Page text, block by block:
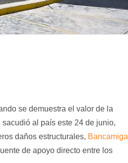
se demuestra el valor de la
al país este 24 de junio,
daños estructurales, Bancamiga
de apoyo directo entre los